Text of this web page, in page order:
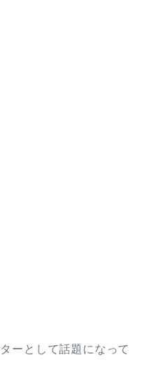
ーとして話題になって